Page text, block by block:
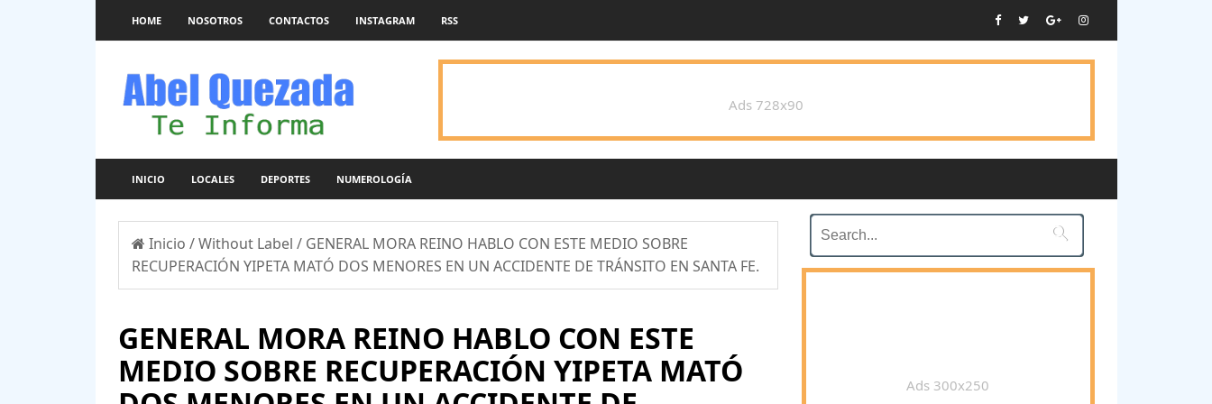
HOME NOSOTROS CONTACTOS INSTAGRAM RSS
Ads 728x90
INICIO LOCALES DEPORTES NUMEROLOGÍA
Inicio /Without Label / GENERAL MORA REINO HABLO CON ESTE MEDIO SOBRE
RECUPERACIÓN YIPETA MATÓ DOS MENORES EN UN ACCIDENTE DE TRÁNSITO EN SANTA FE.
GENERAL MORA REINO HABLO CON ESTE
MEDIO SOBRE RECUPERACIÓN YIPETA MATÓ

Ads 300x250